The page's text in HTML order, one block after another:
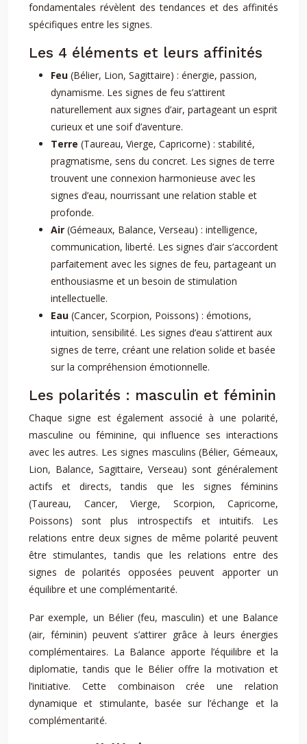
fondamentales révèlent des tendances et des affinités
spécifiques entre les signes.
Les 4 éléments et leurs affinités
Feu (Bélier, Lion, Sagittaire) : énergie, passion,
dynamisme. Les signes de feu s’attirent
naturellement aux signes d’air, partageant un esprit
curieux et une soif d’aventure.
Terre (Taureau, Vierge, Capricorne) : stabilité,
pragmatisme, sens du concret. Les signes de terre
trouvent une connexion harmonieuse avec les
signes d’eau, nourrissant une relation stable et
profonde.
Air (Gémeaux, Balance, Verseau) : intelligence,
communication, liberté. Les signes d’air s’accordent
parfaitement avec les signes de feu, partageant un
enthousiasme et un besoin de stimulation
intellectuelle.
Eau (Cancer, Scorpion, Poissons) : émotions,
intuition, sensibilité. Les signes d’eau s’attirent aux
signes de terre, créant une relation solide et basée
sur la compréhension émotionnelle.
Les polarités : masculin et féminin
Chaque signe est également associé à une polarité,
masculine ou féminine, qui influence ses interactions
avec les autres. Les signes masculins (Bélier, Gémeaux,
Lion, Balance, Sagittaire, Verseau) sont généralement
actifs et directs, tandis que les signes féminins
(Taureau, Cancer, Vierge, Scorpion, Capricorne,
Poissons) sont plus introspectifs et intuitifs. Les
relations entre deux signes de même polarité peuvent
être stimulantes, tandis que les relations entre des
signes de polarités opposées peuvent apporter un
équilibre et une complémentarité.
Par exemple, un Bélier (feu, masculin) et une Balance
(air, féminin) peuvent s’attirer grâce à leurs énergies
complémentaires. La Balance apporte l’équilibre et la
diplomatie, tandis que le Bélier offre la motivation et
l’initiative. Cette combinaison crée une relation
dynamique et stimulante, basée sur l’échange et la
complémentarité.